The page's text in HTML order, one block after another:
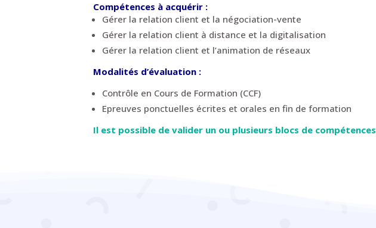
Compétences à acquérir :
Gérer la relation client et la négociation-vente
Gérer la relation client à distance et la digitalisation
Gérer la relation client et l’animation de réseaux
Modalités d’évaluation :
Contrôle en Cours de Formation (CCF)
Epreuves ponctuelles écrites et orales en fin de formation
Il est possible de valider un ou plusieurs blocs de compétences